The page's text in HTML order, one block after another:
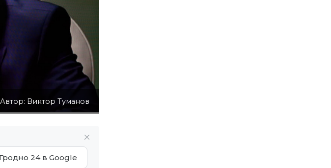
Автор: Виктор Туманов
24 в Google